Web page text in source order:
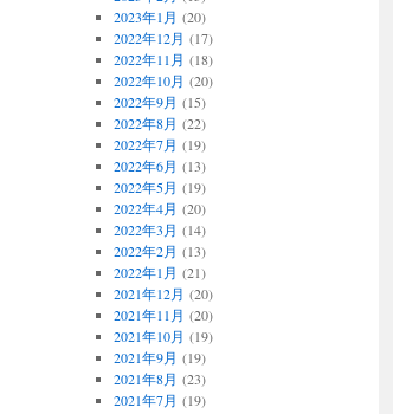
2023年1月 (20)
2022年12月 (17)
2022年11月 (18)
2022年10月 (20)
2022年9月 (15)
2022年8月 (22)
2022年7月 (19)
2022年6月 (13)
2022年5月 (19)
2022年4月 (20)
2022年3月 (14)
2022年2月 (13)
2022年1月 (21)
2021年12月 (20)
2021年11月 (20)
2021年10月 (19)
2021年9月 (19)
2021年8月 (23)
2021年7月 (19)